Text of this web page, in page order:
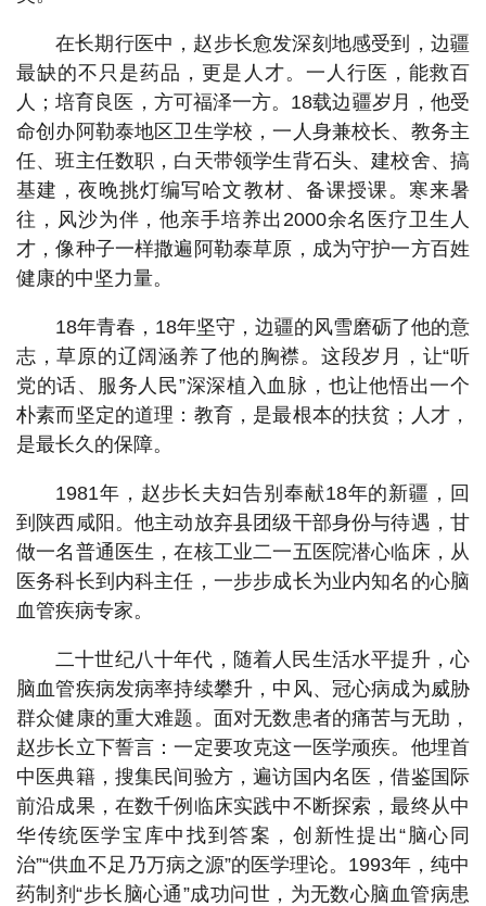
在长期行医中，赵步长愈发深刻地感受到，边疆
最缺的不只是药品，更是人才。一人行医，能救百
人；培育良医，方可福泽一方。18载边疆岁月，他受
命创办阿勒泰地区卫生学校，一人身兼校长、教务主
任、班主任数职，白天带领学生背石头、建校舍、搞
基建，夜晚挑灯编写哈文教材、备课授课。寒来暑
往，风沙为伴，他亲手培养出2000余名医疗卫生人
才，像种子一样撒遍阿勒泰草原，成为守护一方百姓
健康的中坚力量。
18年青春，18年坚守，边疆的风雪磨砺了他的意
志，草原的辽阔涵养了他的胸襟。这段岁月，让“听
党的话、服务人民”深深植入血脉，也让他悟出一个
朴素而坚定的道理：教育，是最根本的扶贫；人才，
是最长久的保障。
1981年，赵步长夫妇告别奉献18年的新疆，回
到陕西咸阳。他主动放弃县团级干部身份与待遇，甘
做一名普通医生，在核工业二一五医院潜心临床，从
医务科长到内科主任，一步步成长为业内知名的心脑
血管疾病专家。
二十世纪八十年代，随着人民生活水平提升，心
脑血管疾病发病率持续攀升，中风、冠心病成为威胁
群众健康的重大难题。面对无数患者的痛苦与无助，
赵步长立下誓言：一定要攻克这一医学顽疾。他埋首
中医典籍，搜集民间验方，遍访国内名医，借鉴国际
前沿成果，在数千例临床实践中不断探索，最终从中
华传统医学宝库中找到答案，创新性提出“脑心同
治”“供血不足乃万病之源”的医学理论。1993年，纯中
药制剂“步长脑心通”成功问世，为无数心脑血管病患